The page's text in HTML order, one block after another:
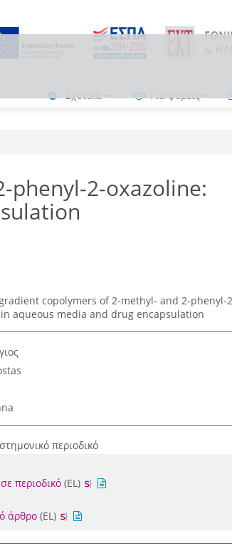
Σχετικά Για φορείς
phenyl-2-oxazoline:
copolymers of 2-methyl- and 2-phenyl-
aqueous media and drug encapsulation
περιοδικό
περιοδικό(EL)
άρθρο(EL)